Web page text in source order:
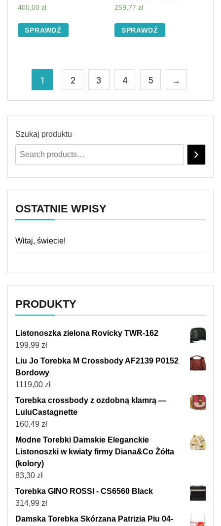
400,00 zł
SPRAWDŹ
259,77 zł
SPRAWDŹ
1 2 3 4 5 →
Szukaj produktu
OSTATNIE WPISY
Witaj, świecie!
PRODUKTY
Listonoszka zielona Rovicky TWR-162
199,99 zł
Liu Jo Torebka M Crossbody AF2139 P0152
Bordowy
1119,00 zł
Torebka crossbody z ozdobną klamrą —
LuluCastagnette
160,49 zł
Modne Torebki Damskie Eleganckie
Listonoszki w kwiaty firmy Diana&Co Żółta
(kolory)
83,30 zł
Torebka GINO ROSSI - CS6560 Black
314,99 zł
Damska Torebka Skórzana Patrizia Piu 04-